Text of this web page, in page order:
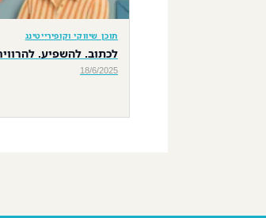
תוכן שיווקי וקופירייטינג
לכתוב. להשפיע.
18/6/2025